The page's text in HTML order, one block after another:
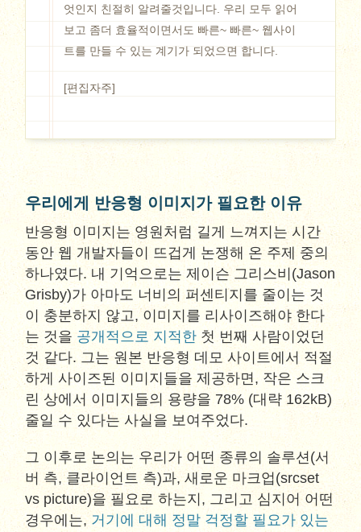
엇인지 친절히 알려줄것입니다. 우리 모두 읽어
보고 좀더 효율적이면서도 빠른~ 빠른~ 웹사이
트를 만들 수 있는 계기가 되었으면 합니다.
[편집자주]
우리에게 반응형 이미지가 필요한 이유
반응형 이미지는 영원처럼 길게 느껴지는 시간
동안 웹 개발자들이 뜨겁게 논쟁해 온 주제 중의
하나였다. 내 기억으로는 제이슨 그리스비(Jason
Grisby)가 아마도 너비의 퍼센티지를 줄이는 것
이 충분하지 않고, 이미지를 리사이즈해야 한다
는 것을 공개적으로 지적한 첫 번째 사람이었던
것 같다. 그는 원본 반응형 데모 사이트에서 적절
하게 사이즈된 이미지들을 제공하면, 작은 스크
린 상에서 이미지들의 용량을 78% (대략 162kB)
줄일 수 있다는 사실을 보여주었다.
그 이후로 논의는 우리가 어떤 종류의 솔루션(서
버 측, 클라이언트 측)과, 새로운 마크업(srcset
vs picture)을 필요로 하는지, 그리고 심지어 어떤
경우에는,거기에 대해 정말 걱정할 필요가 있는